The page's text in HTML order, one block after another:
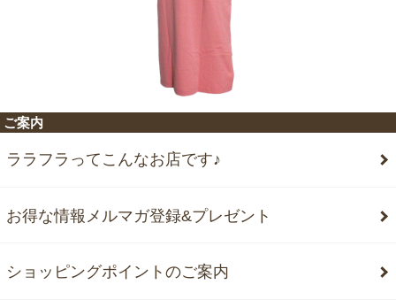
ご案内
ララフラってこんなお店です♪
お得な情報メルマガ登録&プレゼント
ショッピングポイントのご案内